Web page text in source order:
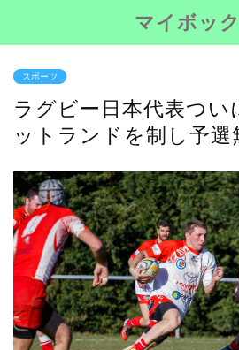
マイボッ
スポーツ
ラグビー日本代表つい
ットランドを制し予選